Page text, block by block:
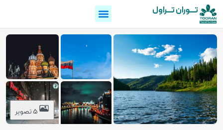
تـــوران تـــراول
5 تصویر